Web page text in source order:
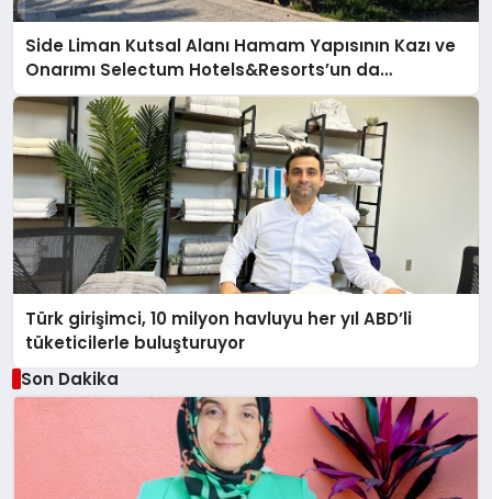
Side Liman Kutsal Alanı Hamam Yapısının Kazı ve
Onarımı Selectum Hotels&Resorts’un da
Katkılarıyla Tamamlandı
Türk girişimci, 10 milyon havluyu her yıl ABD’li
tüketicilerle buluşturuyor
Son Dakika